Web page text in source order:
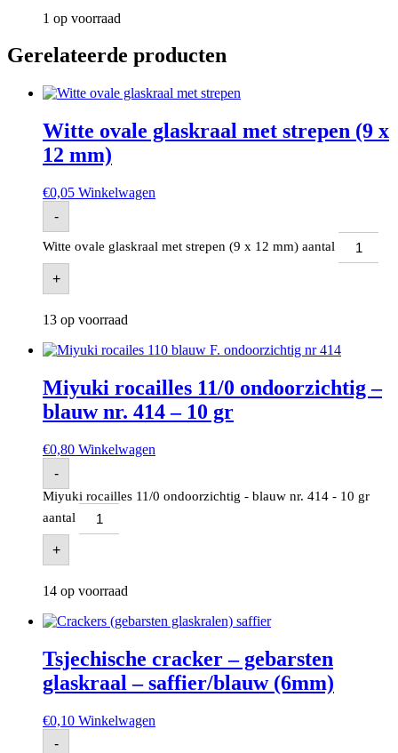
1 op voorraad
Gerelateerde producten
Witte ovale glaskraal met strepen (9 x
12 mm)
€0,05 Winkelwagen
-
Witte ovale glaskraal met strepen (9 x 12 mm) aantal
+
13 op voorraad
Miyuki rocailles 11/0 ondoorzichtig –
blauw nr. 414 – 10 gr
€0,80 Winkelwagen
-
Miyuki rocailles 11/0 ondoorzichtig - blauw nr. 414 - 10 gr
aantal
+
14 op voorraad
Tsjechische cracker – gebarsten
glaskraal – saffier/blauw (6mm)
€0,10 Winkelwagen
-